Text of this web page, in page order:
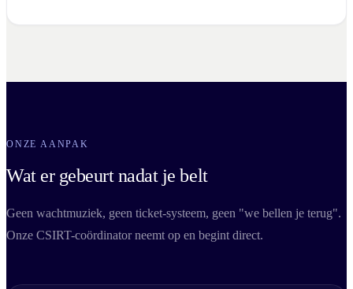
ONZE AANPAK
Wat er gebeurt nadat je belt
Geen wachtmuziek, geen ticket-systeem, geen "we bellen je terug".
Onze CSIRT-coördinator neemt op en begint direct.